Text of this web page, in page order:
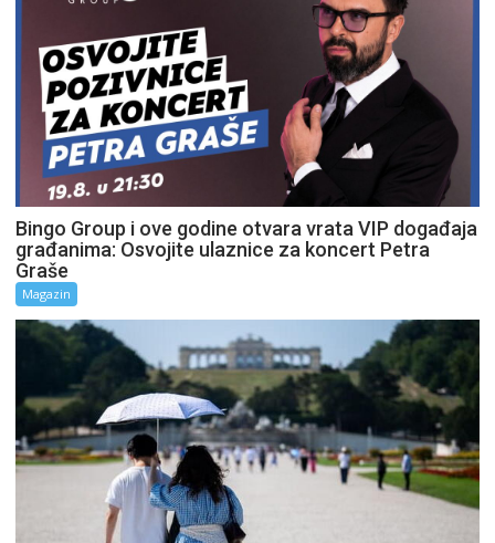
Bingo Group i ove godine otvara vrata VIP događaja
građanima: Osvojite ulaznice za koncert Petra
Graše
Magazin